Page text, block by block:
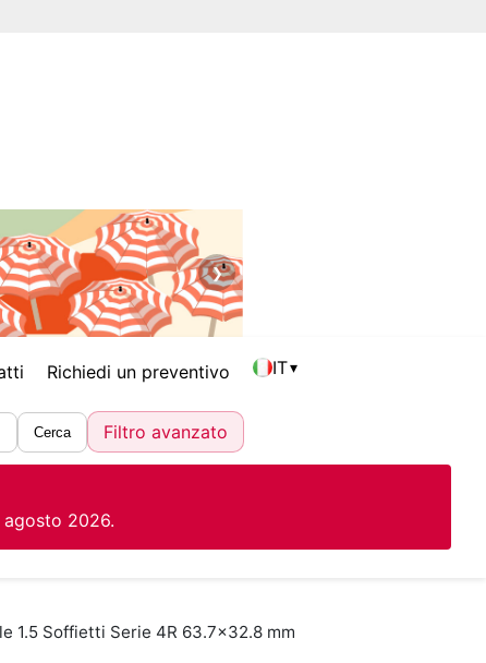
❯
Richiedi un preventivo IT▾
Cerca Filtro avanzato
agosto 2026.
1.5 Soffietti Serie 4R 63.7x32.8 mm